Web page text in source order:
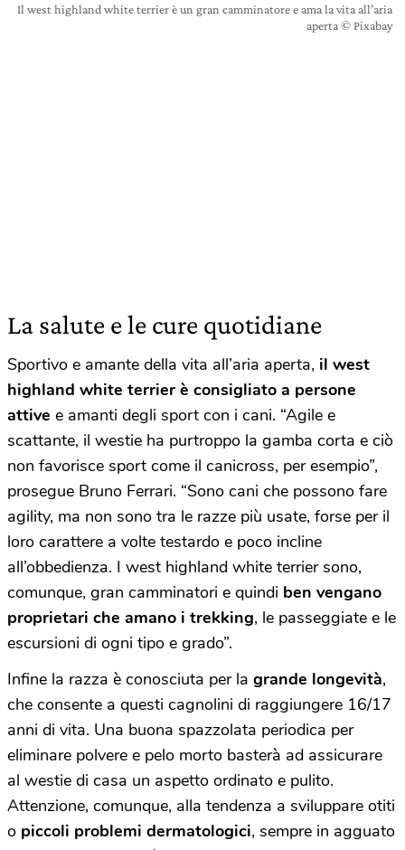
Il west highland white terrier è un gran camminatore e ama la vita all’aria
aperta © Pixabay
La salute e le cure quotidiane
Sportivo e amante della vita all’aria aperta, il west
highland white terrier è consigliato a persone
attive e amanti degli sport con i cani. “Agile e
scattante, il westie ha purtroppo la gamba corta e ciò
non favorisce sport come il canicross, per esempio”,
prosegue Bruno Ferrari. “Sono cani che possono fare
agility, ma non sono tra le razze più usate, forse per il
loro carattere a volte testardo e poco incline
all’obbedienza. I west highland white terrier sono,
comunque, gran camminatori e quindi ben vengano
proprietari che amano i trekking, le passeggiate e le
escursioni di ogni tipo e grado”.
Infine la razza è conosciuta per la grande longevità,
che consente a questi cagnolini di raggiungere 16/17
anni di vita. Una buona spazzolata periodica per
eliminare polvere e pelo morto basterà ad assicurare
al westie di casa un aspetto ordinato e pulito.
Attenzione, comunque, alla tendenza a sviluppare otiti
o piccoli problemi dermatologici, sempre in agguato